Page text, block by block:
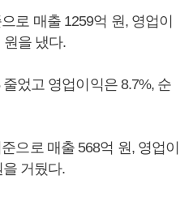
로 매출 1259억 원, 영업이
원을 냈다.
었고 영업이익은 8.7%, 순
으로 매출 568억 원, 영업이
거뒀다.